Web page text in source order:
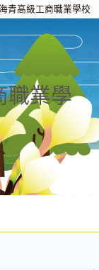
青高級工商職業學校
職業學